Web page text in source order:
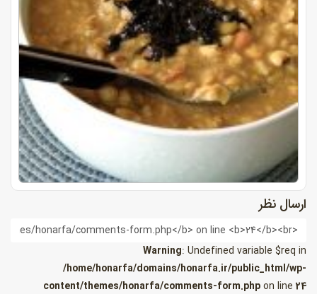
ارسال نظر
Warning: Undefined variable $req in
/home/honarfa/domains/honarfa.ir/public_html/wp-
content/themes/honarfa/comments-form.phpon line24